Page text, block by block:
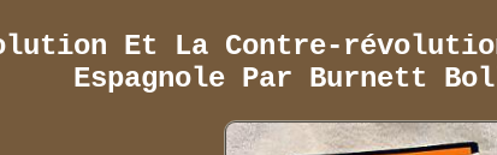
Et La Contre-
Espagnole Par Burnett